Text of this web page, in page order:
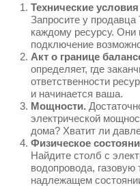
Технические
Запросите у
каждому ресурсу. Они
подключение
Акт о границе
определяет, где
ответственности
и начинается ваша.
Мощности.
электрической
дома? Хватит ли
Физическое
Найдите столб с
водопровода, газовую
надлежащем